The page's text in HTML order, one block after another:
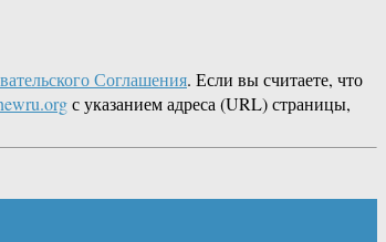
Соглашения. Если вы считаете, что
с указанием адреса (URL) страницы,